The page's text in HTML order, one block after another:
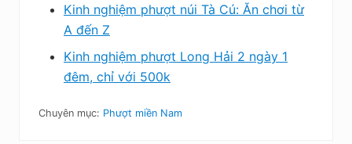
Kinh nghiệm phượt núi Tà Cú: Ăn chơi từ
A đến Z
Kinh nghiệm phượt Long Hải 2 ngày 1
đêm, chỉ với 500k
Chuyên mục: Phượt miền Nam